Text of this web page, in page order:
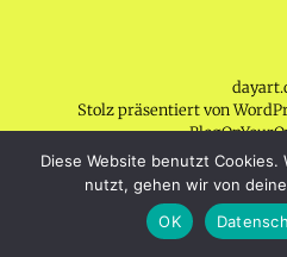
Stolz präsentiert von
Diese Website benutzt
nutzt, gehen wir von
OK